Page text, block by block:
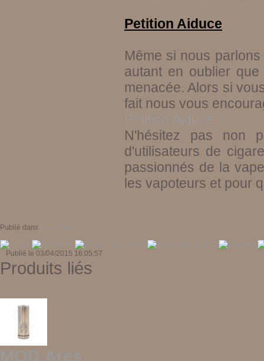
Petition Aiduce
Même si nous
autant en oublier
menacée. Alors si
fait nous vous
Pétition Aiduce
N'hésitez pas non
d'utilisateurs de
passionnés de la
les vapoteurs et pour
Publié dans Concours
Publié le 03/04/2015 16:05:57
Produits liés
MOD Ares